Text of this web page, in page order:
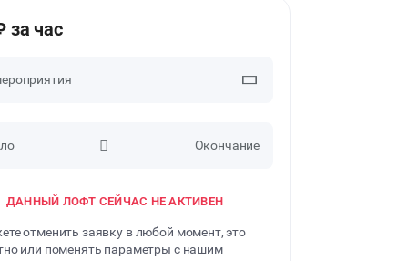
за час
Окончание
ДАННЫЙ ЛОФТ СЕЙЧАС НЕ АКТИВЕН
отменить заявку в любой момент, это
или поменять параметры с нашим